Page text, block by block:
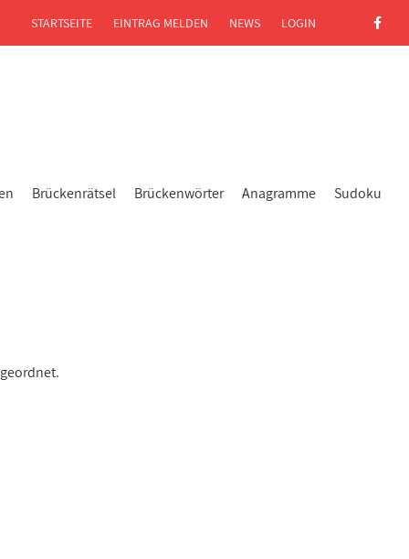
Brückenrätsel Brückenwörter Anagramme Sudoku
STARTSEITE EINTRAG MELDEN NEWS LOGIN